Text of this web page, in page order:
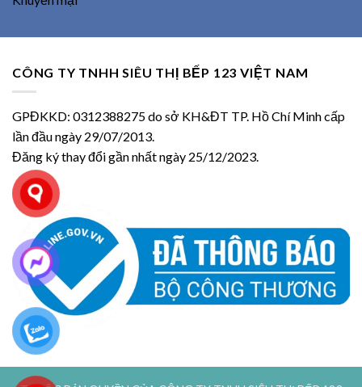
CÔNG TY TNHH SIÊU THỊ BẾP 123 VIỆT NAM
GPĐKKD: 0312388275 do sở KH&ĐT TP. Hồ Chí Minh cấp
lần đầu ngày 29/07/2013.
Đăng ký thay đổi gần nhất ngày 25/12/2023.